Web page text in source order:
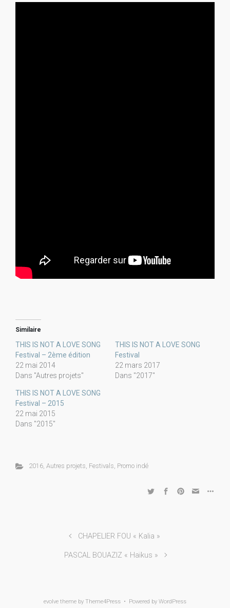
Similaire
THIS IS NOT A LOVE SONG
Festival – 2ème édition
22 mai 2014
Dans "Autres projets"
THIS IS NOT A LOVE SONG
Festival
22 mars 2017
Dans "2017"
THIS IS NOT A LOVE SONG
Festival – 2015
22 mai 2015
Dans "2015"
2016, Autres projets, Festivals, Promo indé
CHAPELIER FOU « Kalia »
PASCAL BOUAZIZ « Haïkus »
evolve theme by Theme4Press • Powered by WordPress